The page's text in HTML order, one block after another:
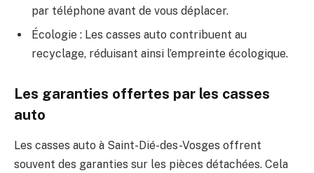
par téléphone avant de vous déplacer.
Écologie : Les casses auto contribuent au
recyclage, réduisant ainsi l’empreinte écologique.
Les garanties offertes par les casses
auto
Les casses auto à Saint-Dié-des-Vosges offrent
souvent des garanties sur les pièces détachées. Cela